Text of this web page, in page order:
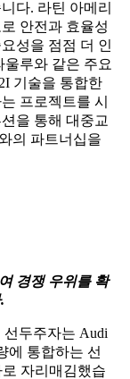
다. 라틴 아메리
안전과 효율성
성을 점점 더 인
루와 같은 주요
기술을 통합한
프로젝트를 시
을 통해 대중교
의 파트너십을
경쟁 우위를 확
두주자는 Audi
에 통합하는 선
자리매김했습